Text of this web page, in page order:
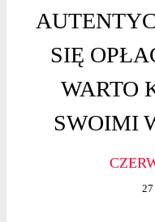
SIĘ
WARTO
SWOIMI
27